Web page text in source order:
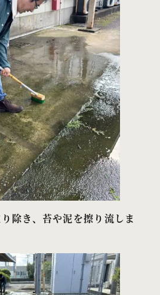
除き、苔や泥を擦り流しま